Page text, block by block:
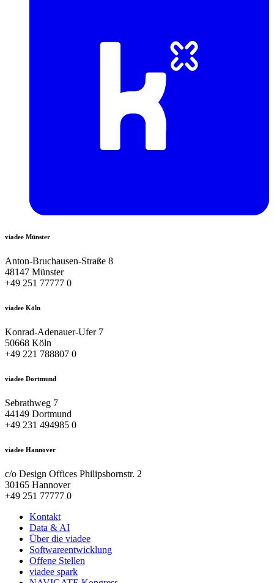
viadee Münster
Anton-Bruchausen-Straße 8
48147 Münster
+49 251 77777 0
viadee Köln
Konrad-Adenauer-Ufer 7
50668 Köln
+49 221 788807 0
viadee Dortmund
Sebrathweg 7
44149 Dortmund
+49 231 494985 0
viadee Hannover
c/o Design Offices Philipsbornstr. 2
30165 Hannover
+49 251 77777 0
Kontakt
Data & AI
Über die viadee
Softwareentwicklung
Offene Stellen
viadee spark